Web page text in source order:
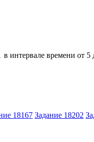
в интервале времени от 5
18167 Задание 18202